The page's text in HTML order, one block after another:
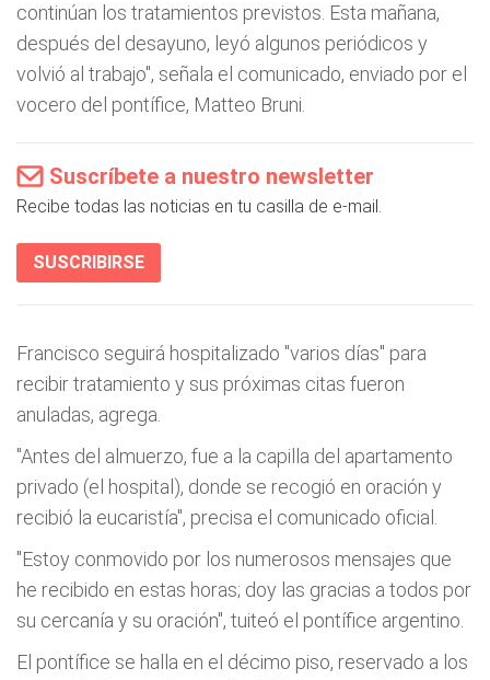
continúan los tratamientos previstos. Esta mañana,
después del desayuno, leyó algunos periódicos y
volvió al trabajo", señala el comunicado, enviado por el
vocero del pontífice, Matteo Bruni.
Suscríbete a nuestro newsletter
Recibe todas las noticias en tu casilla de e-mail.
SUSCRIBIRSE
Francisco seguirá hospitalizado "varios días" para
recibir tratamiento y sus próximas citas fueron
anuladas, agrega.
"Antes del almuerzo, fue a la capilla del apartamento
privado (el hospital), donde se recogió en oración y
recibió la eucaristía", precisa el comunicado oficial.
"Estoy conmovido por los numerosos mensajes que
he recibido en estas horas; doy las gracias a todos por
su cercanía y su oración", tuiteó el pontífice argentino.
El pontífice se halla en el décimo piso, reservado a los